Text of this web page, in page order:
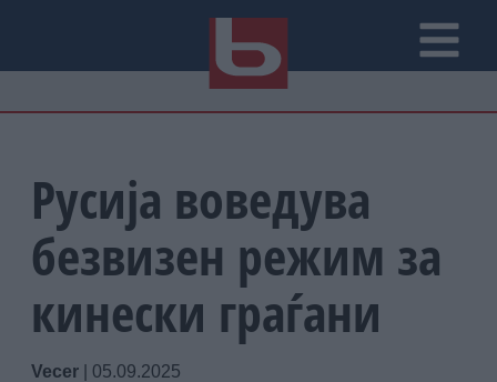
Русија воведува
безвизен режим за
кинески граѓани
Vecer 05.09.2025